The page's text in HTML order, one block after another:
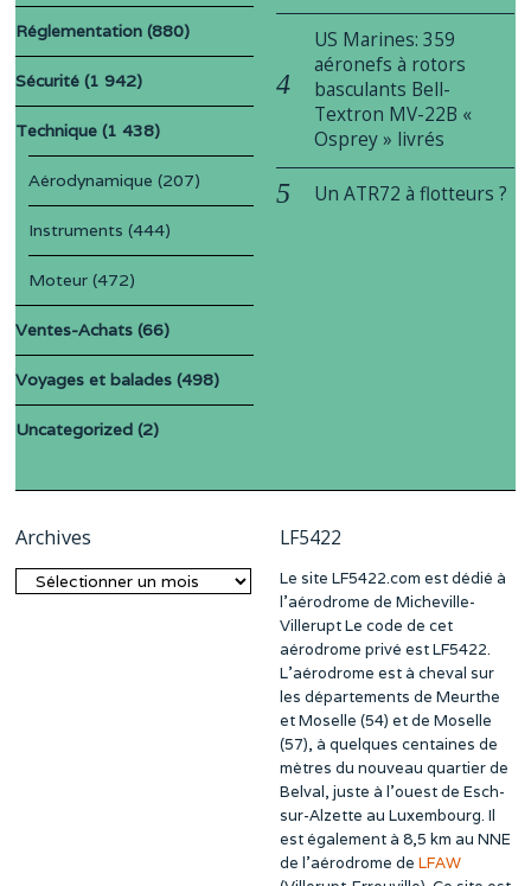
Réglementation (880)
Sécurité (1 942)
Technique (1 438)
Aérodynamique (207)
Instruments (444)
Moteur (472)
Ventes-Achats (66)
Voyages et balades (498)
Uncategorized (2)
US Marines: 359
aéronefs à rotors
basculants Bell-
Textron MV-22B «
Osprey » livrés
Un ATR72 à flotteurs ?
Archives
Archives
LF5422
Le site LF5422.com est dédié à
l’aérodrome de Micheville-
Villerupt Le code de cet
aérodrome privé est LF5422.
L’aérodrome est à cheval sur
les départements de Meurthe
et Moselle (54) et de Moselle
(57), à quelques centaines de
mètres du nouveau quartier de
Belval, juste à l’ouest de Esch-
sur-Alzette au Luxembourg. Il
est également à 8,5 km au NNE
de l’aérodrome de LFAW